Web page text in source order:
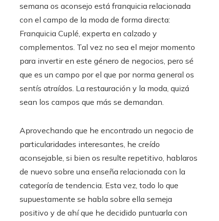
semana os aconsejo está franquicia relacionada
con el campo de la moda de forma directa:
Franquicia Cuplé, experta en calzado y
complementos. Tal vez no sea el mejor momento
para invertir en este género de negocios, pero sé
que es un campo por el que por norma general os
sentís atraídos. La restauración y la moda, quizá
sean los campos que más se demandan.
Aprovechando que he encontrado un negocio de
particularidades interesantes, he creído
aconsejable, si bien os resulte repetitivo, hablaros
de nuevo sobre una enseña relacionada con la
categoría de tendencia. Esta vez, todo lo que
supuestamente se habla sobre ella semeja
positivo y de ahí que he decidido puntuarla con